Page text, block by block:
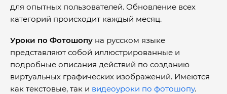
для опытных пользователей. Обновление всех
категорий происходит каждый месяц.
Уроки по Фотошопу на русском языке
представляют собой иллюстрированные и
подробные описания действий по созданию
виртуальных графических изображений. Имеются
как текстовые, так и видеоуроки по фотошопу.